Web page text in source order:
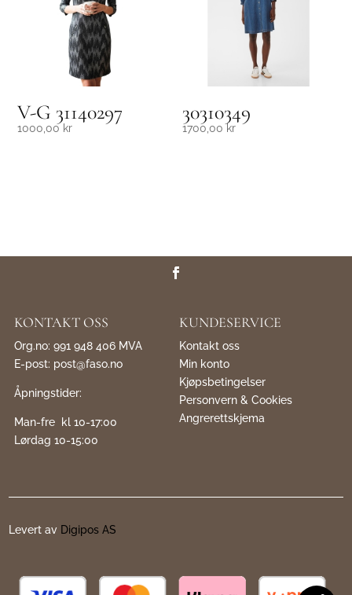
V-G 31140297
1000,00 kr
30310349
1700,00kr
KONTAKT OSS
Org.no: 991 948 406 MVA
E-post: post@faso.no
Åpningstider:
Man-fre kl 10-17:00
Lørdag 10-15:00
KUNDESERVICE
Kontakt oss
Min konto
Kjøpsbetingelser
Personvern & Cookies
Angrerettskjema
Levert av Digipos AS